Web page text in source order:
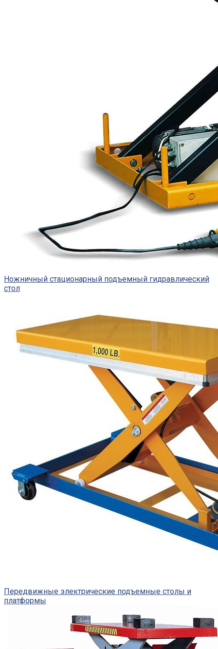
Ножничный стационарный подъемный гидравлический
стол
Передвижные электрические подъемные столы и
платформы